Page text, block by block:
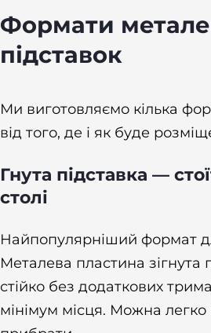
Формати
підставок
Ми виготовляємо кілька
від того, де і як буде
Гнута підставка —
столі
Найпопулярніший формат
Металева пластина зігнута
стійко без додаткових
мінімум місця. Можна